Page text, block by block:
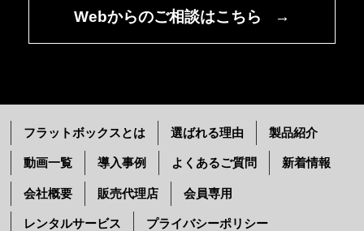
Webからのご相談はこちら →
フラットボックスとは 選ばれる理由 製品紹介
動画一覧 導入事例 よくあるご質問 新着情報
会社概要 販売代理店 会員専用
レンタルサービス プライバシーポリシー